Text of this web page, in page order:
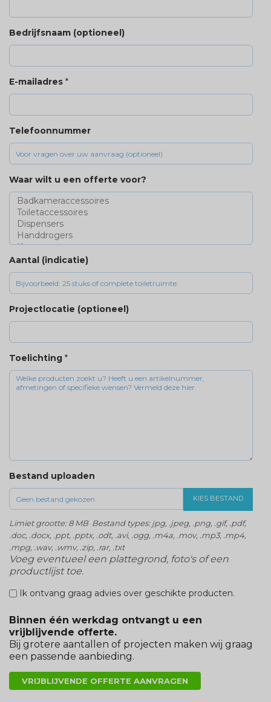
Bedrijfsnaam (optioneel)
E-mailadres *
Telefoonnummer
Waar wilt u een offerte voor?
Aantal (indicatie)
Projectlocatie (optioneel)
Toelichting *
Bestand uploaden
KIES BESTAND
Limiet grootte: 8 MB Bestand types: jpg, .jpeg, .png, .gif, .pdf,
.doc, .docx, .ppt, .pptx, .odt, .avi, .ogg, .m4a, .mov, .mp3, .mp4,
.mpg, .wav, .wmv, .zip, .rar, .txt
Voeg eventueel een plattegrond, foto's of een
productlijst toe.
Ik ontvang graag advies over geschikte producten.
Binnen één werkdag ontvangt u een
vrijblijvende offerte.
Bij grotere aantallen of projecten maken wij graag
een passende aanbieding.